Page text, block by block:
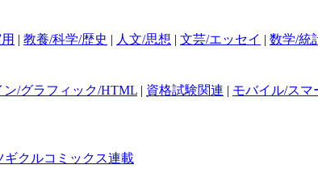
| 教養/科学/歴史 | 人文/思想 | 文芸/エッセイ | 数学/統
ン/グラフィック/HTML | 資格試験関連 | モバイル/スマ
ギクルコミックス連載